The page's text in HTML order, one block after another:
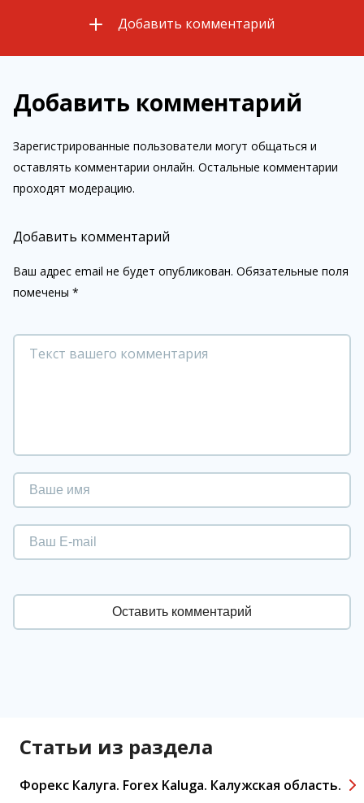
Добавить комментарий
Добавить комментарий
Зарегистрированные пользователи могут общаться и
оставлять комментарии онлайн. Остальные комментарии
проходят модерацию.
Добавить комментарий
Ваш адрес email не будет опубликован. Обязательные поля
помечены *
Статьи из раздела
Форекс Калуга. Forex Kaluga. Калужская область.